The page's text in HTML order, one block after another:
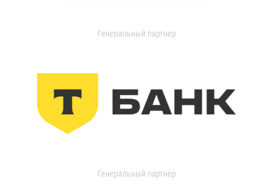
Генеральный партнер
Генеральный партнер